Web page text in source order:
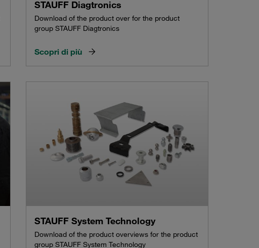
STAUFF Diagtronics
Download of the product over for the product
group STAUFF Diagtronics
Scopri di più
STAUFF System Technology
Download of the product overviews for the product
group STAUFF System Technology